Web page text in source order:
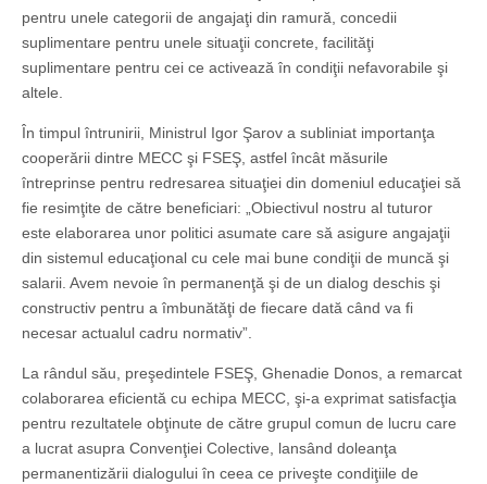
pentru unele categorii de angajaţi din ramură, concedii
suplimentare pentru unele situaţii concrete, facilităţi
suplimentare pentru cei ce activează în condiţii nefavorabile şi
altele.
În timpul întrunirii, Ministrul Igor Şarov a subliniat importanţa
cooperării dintre MECC şi FSEŞ, astfel încât măsurile
întreprinse pentru redresarea situaţiei din domeniul educaţiei să
fie resimţite de către beneficiari: „Obiectivul nostru al tuturor
este elaborarea unor politici asumate care să asigure angajaţii
din sistemul educaţional cu cele mai bune condiţii de muncă şi
salarii. Avem nevoie în permanenţă şi de un dialog deschis şi
cons­tructiv pentru a îmbunătăţi de fiecare dată când va fi
necesar actualul cadru normativ”.
La rândul său, preşedintele FSEŞ, Ghenadie Donos, a remarcat
colaborarea eficientă cu echipa MECC, şi-a exprimat satisfacţia
pentru rezultatele obţinute de către grupul comun de lucru care
a lucrat asupra Convenţiei Colective, lansând doleanţa
permanentizării dialogului în ceea ce priveşte condiţiile de